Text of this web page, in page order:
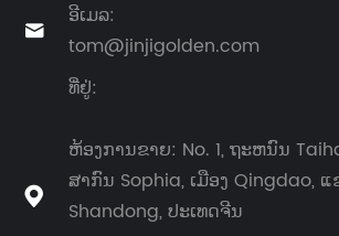

ອີເມລ:
tom@jinjigolden.com

ທີ່ຢູ່:
ຫ້ອງການຂາຍ: No. 1​, ຖະ​ຫນົນ
ສາ​ກົນ Sophia​, ເມືອງ Qingdao​, ແ
Shandong​, ປະ​ເທດ​ຈີນ​